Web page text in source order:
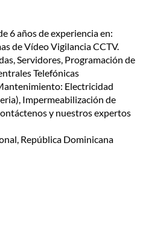
6 años de experiencia en:
de Vídeo Vigilancia CCTV.
Servidores, Programación de
Telefónicas
Electricidad
Impermeabilización de
y nuestros expertos
República Dominicana